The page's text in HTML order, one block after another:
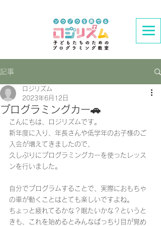
記事
プログラミングカー🚗
ロジリズム
2023年6月12日
こんにちは、ロジリズムです。
新年度に入り、年長さんや低学年のお子様のご
入会が増えてきましたので、
久しぶりにプログラミングカーを使ったレッス
ンを行いました。
自分でプログラムすることで、実際におもちゃ
の車が動くことはとても楽しいですよね。
ちょっと疲れてるかな？眠たいかな？というと
きも、これを始めるとみんなぱっちり目が覚め